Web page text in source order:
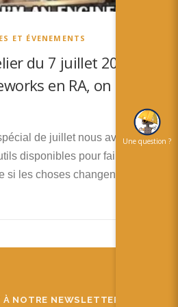
ET ÉVENEMENTS
du 7 juillet 2020 :
en RA, on fait le
de juillet nous avons
disponibles pour faire de la
si les choses changent vite et
NOTRE NEWSLETTER
Une question ?